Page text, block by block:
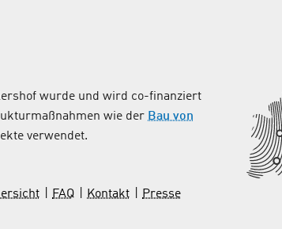
wurde und wird co-finanziert
wie der Bau von
verwendet.
FAQ Kontakt
Presse